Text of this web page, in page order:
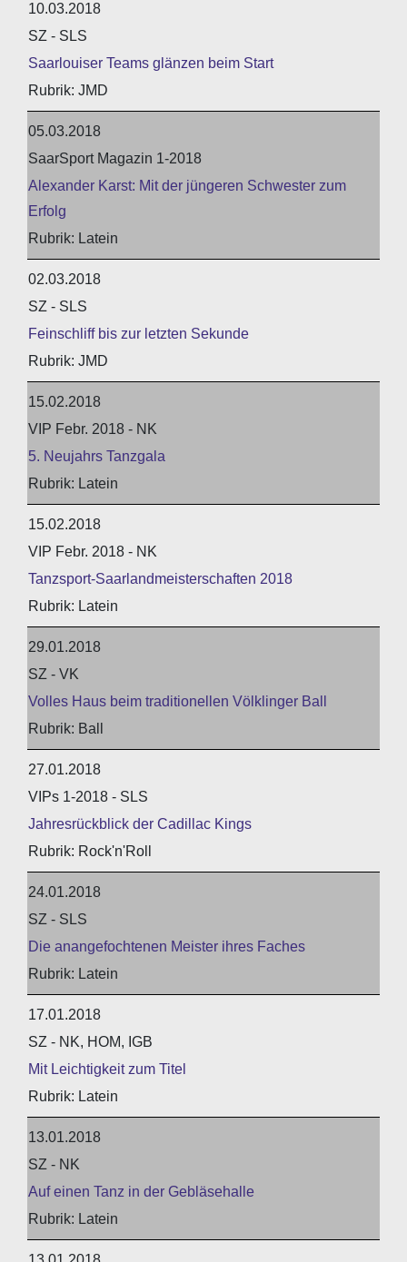
10.03.2018
SZ - SLS
Saarlouiser Teams glänzen beim Start
JMD
05.03.2018
SaarSport Magazin 1-2018
Alexander Karst: Mit der jüngeren Schwester zum
Erfolg
Latein
02.03.2018
SZ - SLS
Feinschliff bis zur letzten Sekunde
JMD
15.02.2018
VIP Febr. 2018 - NK
5. Neujahrs Tanzgala
Latein
15.02.2018
VIP Febr. 2018 - NK
Tanzsport-Saarlandmeisterschaften 2018
Latein
29.01.2018
SZ - VK
Volles Haus beim traditionellen Völklinger Ball
Ball
27.01.2018
VIPs 1-2018 - SLS
Jahresrückblick der Cadillac Kings
Rock'n'Roll
24.01.2018
SZ - SLS
Die anangefochtenen Meister ihres Faches
Latein
17.01.2018
SZ - NK, HOM, IGB
Mit Leichtigkeit zum Titel
Latein
13.01.2018
SZ - NK
Auf einen Tanz in der Gebläsehalle
Latein